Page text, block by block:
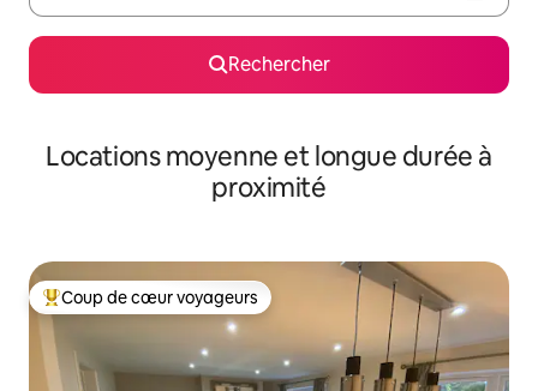
Rechercher
Locations moyenne et longue durée à
proximité
Coups de cœur voyageurs les plus appréciés
Coup de cœur voyageurs